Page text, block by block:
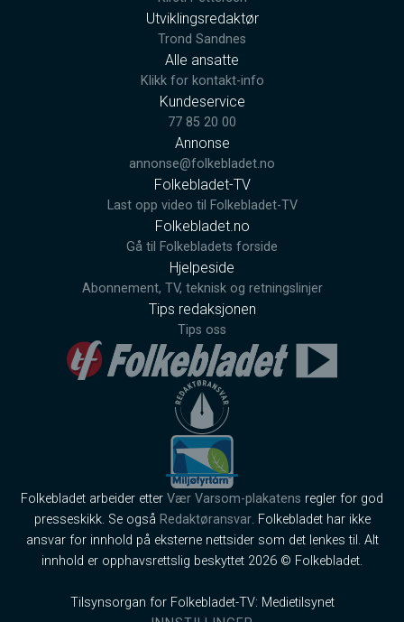
Utviklingsredaktør
Trond Sandnes
Alle ansatte
Klikk for kontakt-info
Kundeservice
77 85 20 00
Annonse
annonse@folkebladet.no
Folkebladet-TV
Last opp video til Folkebladet-TV
Folkebladet.no
Gå til Folkebladets forside
Hjelpeside
Abonnement, TV, teknisk og retningslinjer
Tips redaksjonen
Tips oss
Folkebladet arbeider etter Vær Varsom-plakatens regler for god
presseskikk. Se også Redaktøransvar. Folkebladet har ikke
ansvar for innhold på eksterne nettsider som det lenkes til. Alt
innhold er opphavsrettslig beskyttet 2026 © Folkebladet.
Tilsynsorgan for Folkebladet-TV: Medietilsynet